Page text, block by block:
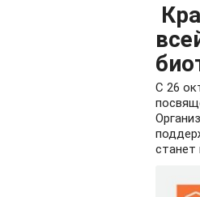
С 26
станет